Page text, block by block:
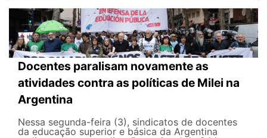
Docentes paralisam novamente as
atividades contra as políticas de Milei na
Argentina
Nessa segunda-feira (3), sindicatos de docentes
da educação superior e básica da Argentina